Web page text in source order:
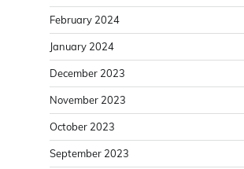
February 2024
January 2024
December 2023
November 2023
October 2023
September 2023